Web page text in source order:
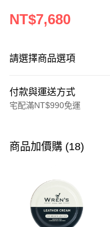
NT$7,680
請選擇商品選項
付款與運送方式
宅配滿NT$990免運
信用卡一次付款
Apple Pay
悠遊付
商品加價購 (18)